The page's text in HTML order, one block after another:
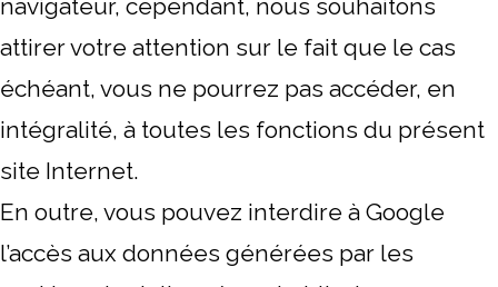
navigateur, cependant, nous souhaitons
attirer votre attention sur le fait que le cas
échéant, vous ne pourrez pas accéder, en
intégralité, à toutes les fonctions du présent
site Internet.
En outre, vous pouvez interdire à Google
l’accès aux données générées par les